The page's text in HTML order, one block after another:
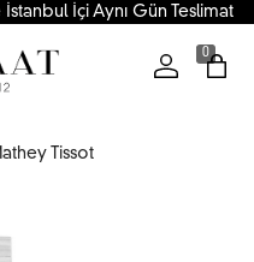
İçi Aynı Gün Teslimat
0
Tissot